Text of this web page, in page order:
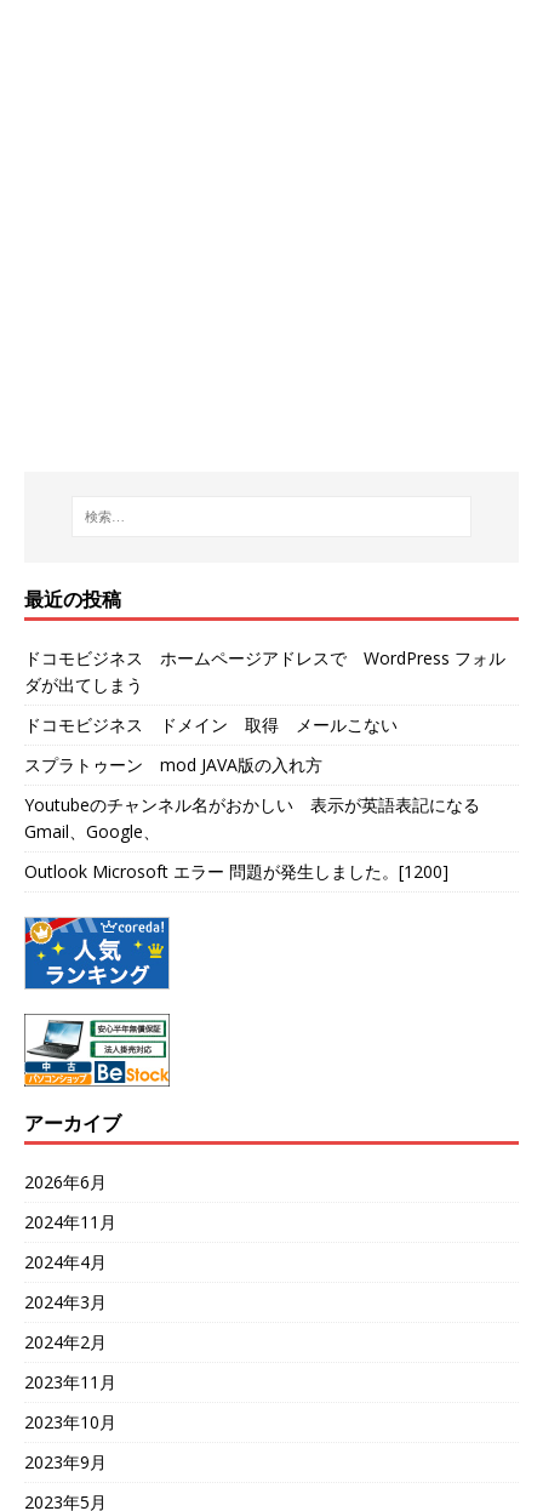
最近の投稿
ドコモビジネス ホームページアドレスで WordPress フォル
ダが出てしまう
ドコモビジネス ドメイン 取得 メールこない
スプラトゥーン mod JAVA版の入れ方
Youtubeのチャンネル名がおかしい 表示が英語表記になる
Gmail、Google、
Outlook Microsoft エラー 問題が発生しました。[1200]
アーカイブ
2026年6月
2024年11月
2024年4月
2024年3月
2024年2月
2023年11月
2023年10月
2023年9月
2023年5月